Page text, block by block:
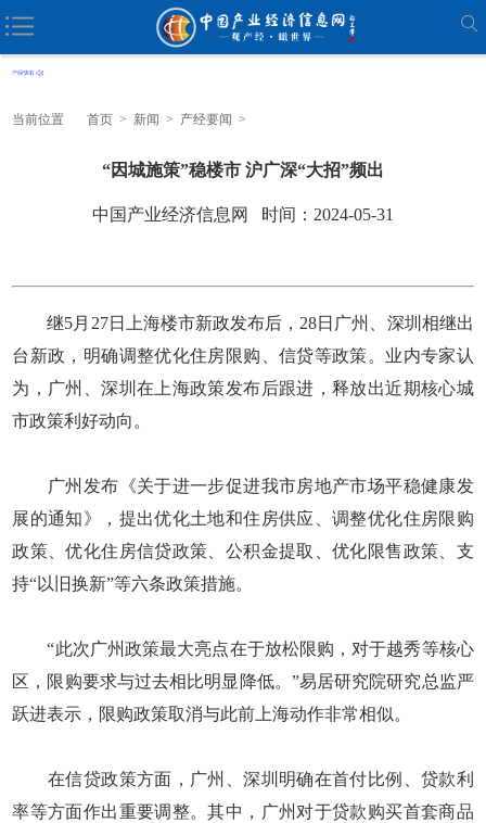
当前位置 首页 > 新闻 > 产经要闻 >
“因城施策”稳楼市 沪广深“大招”频出
中国产业经济信息网 时间：2024-05-31
继5月27日上海楼市新政发布后，28日广州、深圳相继出
台新政，明确调整优化住房限购、信贷等政策。业内专家认
为，广州、深圳在上海政策发布后跟进，释放出近期核心城
市政策利好动向。
广州发布《关于进一步促进我市房地产市场平稳健康发
展的通知》，提出优化土地和住房供应、调整优化住房限购
政策、优化住房信贷政策、公积金提取、优化限售政策、支
持“以旧换新”等六条政策措施。
“此次广州政策最大亮点在于放松限购，对于越秀等核心
区，限购要求与过去相比明显降低。”易居研究院研究总监严
跃进表示，限购政策取消与此前上海动作非常相似。
在信贷政策方面，广州、深圳明确在首付比例、贷款利
率等方面作出重要调整。其中，广州对于贷款购买首套商品